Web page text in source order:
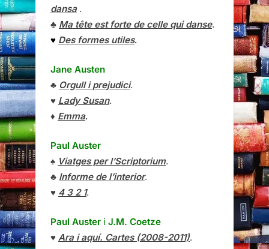
dansa.
♣ Ma tête est forte de celle qui danse.
♥ Des formes utiles.
Jane Austen
♣ Orgull i prejudici.
♥ Lady Susan.
♦ Emma.
Paul Auster
♠ Viatges per l’Scriptorium.
♣ Informe de l’interior.
♥ 4 3 2 1.
Paul Auster i J.M. Coetze
♥ Ara i aquí. Cartes (2008-2011).